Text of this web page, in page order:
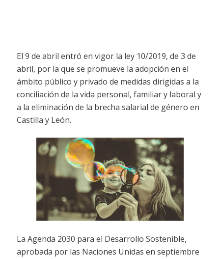
El 9 de abril entró en vigor la ley 10/2019, de 3 de
abril, por la que se promueve la adopción en el
ámbito público y privado de medidas dirigidas a la
conciliación de la vida personal, familiar y laboral y
a la eliminación de la brecha salarial de género en
Castilla y León.
La Agenda 2030 para el Desarrollo Sostenible,
aprobada por las Naciones Unidas en septiembre